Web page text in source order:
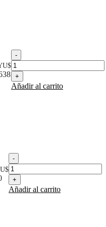
Teclado
Gamer
Y
Mouse
Ripcolor
Añadir al carrito
Cable
Hdmi
4k
10mts
cantidad
Añadir al carrito